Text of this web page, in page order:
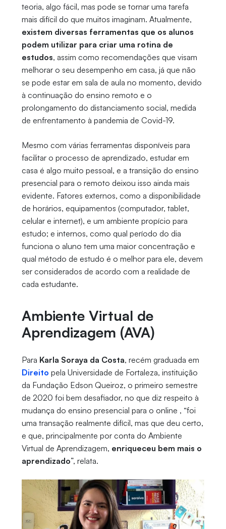
teoria, algo fácil, mas pode se tornar uma tarefa
mais difícil do que muitos imaginam. Atualmente,
existem diversas ferramentas que os alunos
podem utilizar para criar uma rotina de
estudos, assim como recomendações que visam
melhorar o seu desempenho em casa, já que não
se pode estar em sala de aula no momento, devido
à continuação do ensino remoto e o
prolongamento do distanciamento social, medida
de enfrentamento à pandemia de Covid-19.
Mesmo com várias ferramentas disponíveis para
facilitar o processo de aprendizado, estudar em
casa é algo muito pessoal, e a transição do ensino
presencial para o remoto deixou isso ainda mais
evidente. Fatores externos, como a disponibilidade
de horários, equipamentos (computador, tablet,
celular e internet), e um ambiente propício para
estudo; e internos, como qual período do dia
funciona o aluno tem uma maior concentração e
qual método de estudo é o melhor para ele, devem
ser considerados de acordo com a realidade de
cada estudante.
Ambiente Virtual de
Aprendizagem (AVA)
Para Karla Soraya da Costa, recém graduada em
Direito pela Universidade de Fortaleza, instituição
da Fundação Edson Queiroz, o primeiro semestre
de 2020 foi bem desafiador, no que diz respeito à
mudança do ensino presencial para o online , “foi
uma transação realmente difícil, mas que deu certo,
e que, principalmente por conta do Ambiente
Virtual de Aprendizagem, enriqueceu bem mais o
aprendizado”, relata.